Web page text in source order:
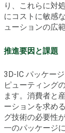
り、これらに対
にコストに敏感
ューションの広
推進要因と課題
3D-IC パッケー
ピューティング
ます。消費者と
ーションを求め
グ技術の必要性
一のパッケージ